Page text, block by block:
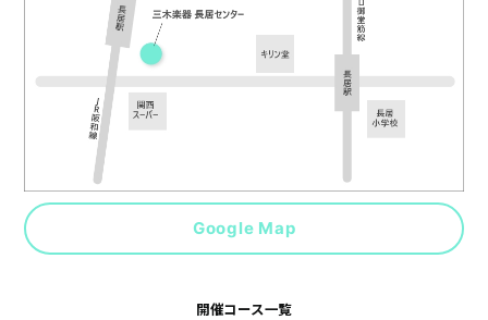
Google Map
開催コース一覧